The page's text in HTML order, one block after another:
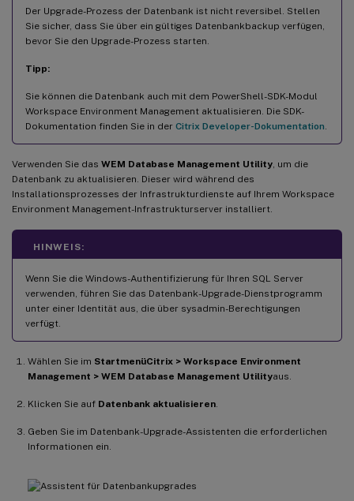
Der Upgrade-Prozess der Datenbank ist nicht reversibel. Stellen
Sie sicher, dass Sie über ein gültiges Datenbankbackup verfügen,
bevor Sie den Upgrade-Prozess starten.
Tipp:
Sie können die Datenbank auch mit dem PowerShell-SDK-Modul
Workspace Environment Management aktualisieren. Die SDK-
Dokumentation finden Sie in der Citrix Developer-Dokumentation
Verwenden Sie das WEM Database Management Utility , um die
Datenbank zu aktualisieren. Dieser wird während des
Installationsprozesses der Infrastrukturdienste auf Ihrem Workspace
Environment Management-Infrastrukturserver installiert.
HINWEIS:
Wenn Sie die Windows-Authentifizierung für Ihren SQL Server
verwenden, führen Sie das Datenbank-Upgrade-Dienstprogramm
unter einer Identität aus, die über sysadmin-Berechtigungen
verfügt.
Wählen Sie im StartmenüCitrix > Workspace Environment
Management > WEM Database Management Utilityaus.
Klicken Sie auf Datenbank aktualisieren
Geben Sie im Datenbank-Upgrade-Assistenten die erforderlichen
Informationen ein.